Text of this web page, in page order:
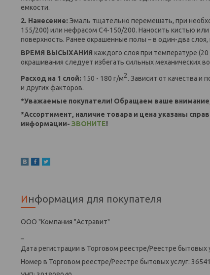
емкости.
2. Нанесение: Эмаль тщательно перемешать, при
155/200) или нефрасом С4-150/200. Наносить кистью
поверхность. Ранее окрашенные полы – в один-два слоя,
ВРЕМЯ ВЫСЫХАНИЯ каждого слоя при температуре
окрашивания следует избегать сильных механических
Расход на 1 слой: 150 - 180 г/м2. Зависит от качества и
и других факторов.
*Уважаемые покупатели! Обращаем ваше внимание,
*Ассортимент, наличие товара и цена указаны
информации- ЗВОНИТЕ!
Информация для покупателя
ООО "Компания "Астравит"
Дата регистрации в Торговом реестре/Реестре бытовых
Номер в Торговом реестре/Реестре бытовых услуг: